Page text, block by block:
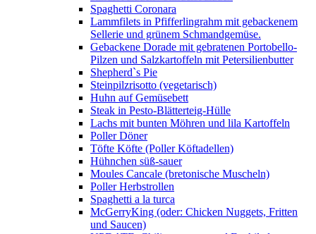
Spaghetti Coronara
Lammfilets in Pfifferlingrahm mit gebackenem
Sellerie und grünem Schmandgemüse.
Gebackene Dorade mit gebratenen Portobello-
Pilzen und Salzkartoffeln mit Petersilienbutter
Shepherd`s Pie
Steinpilzrisotto (vegetarisch)
Huhn auf Gemüsebett
Steak in Pesto-Blätterteig-Hülle
Lachs mit bunten Möhren und lila Kartoffeln
Poller Döner
Töfte Köfte (Poller Köftadellen)
Hühnchen süß-sauer
Moules Cancale (bretonische Muscheln)
Poller Herbstrollen
Spaghetti a la turca
McGerryKing (oder: Chicken Nuggets, Fritten
und Saucen)